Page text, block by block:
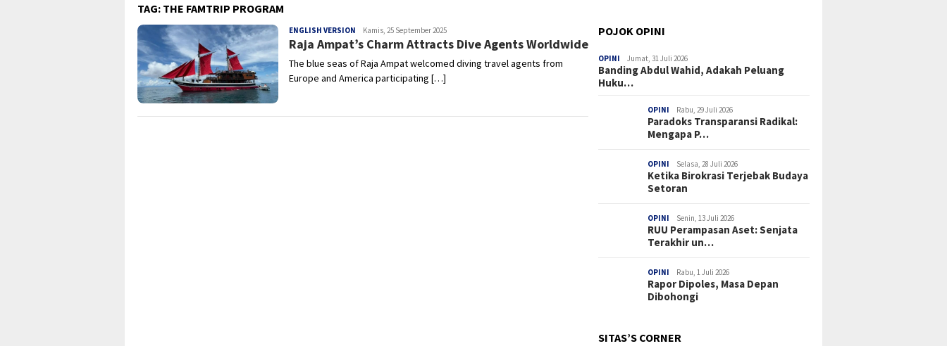
TAG: THE FAMTRIP PROGRAM
ENGLISH VERSION Rosyita
Hasan
Kamis, 25 September 2025
Raja Ampat’s Charm Attracts Dive Agents Worldwide
The blue seas of Raja Ampat welcomed diving travel agents from
Europe and America participating […]
POJOK OPINI
OPINI Jumat, 31 Juli 2026
Banding Abdul Wahid, Adakah Peluang
Huku…
OPINI Rabu, 29 Juli 2026
Paradoks Transparansi Radikal:
Mengapa P…
OPINI Selasa, 28 Juli 2026
Ketika Birokrasi Terjebak Budaya
Setoran
OPINI Senin, 13 Juli 2026
RUU Perampasan Aset: Senjata
Terakhir un…
OPINI Rabu, 1 Juli 2026
Rapor Dipoles, Masa Depan
Dibohongi
SITAS’S CORNER